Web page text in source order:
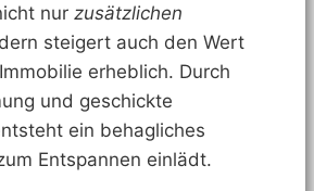
nur zusätzlichen
steigert auch den Wert
erheblich. Durch
und geschickte
ein behagliches
Entspannen einlädt.